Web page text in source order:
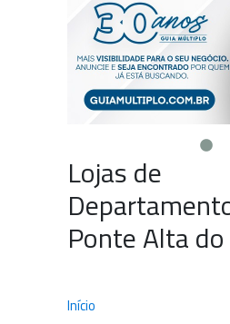
Lojas de
Ponte Alta
Início